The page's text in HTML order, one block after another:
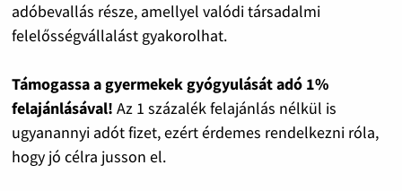
adóbevallás része, amellyel valódi társadalmi
felelősségvállalást gyakorolhat.
Támogassa a gyermekek gyógyulását adó 1%
felajánlásával! Az 1 százalék felajánlás nélkül is
ugyanannyi adót fizet, ezért érdemes rendelkezni róla,
hogy jó célra jusson el.